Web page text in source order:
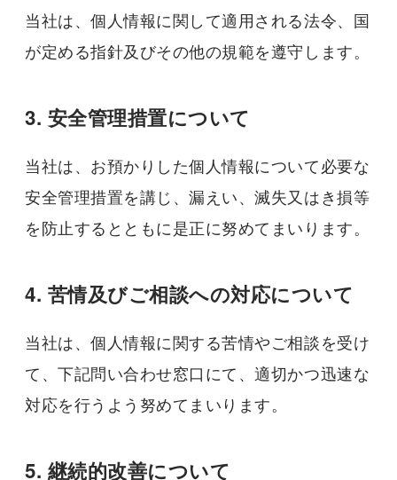
当社は、個人情報に関して適用される法令、国
が定める指針及びその他の規範を遵守します。
3. 安全管理措置について
当社は、お預かりした個人情報について必要な
安全管理措置を講じ、漏えい、滅失又はき損等
を防止するとともに是正に努めてまいります。
4. 苦情及びご相談への対応について
当社は、個人情報に関する苦情やご相談を受け
て、下記問い合わせ窓口にて、適切かつ迅速な
対応を行うよう努めてまいります。
5. 継続的改善について